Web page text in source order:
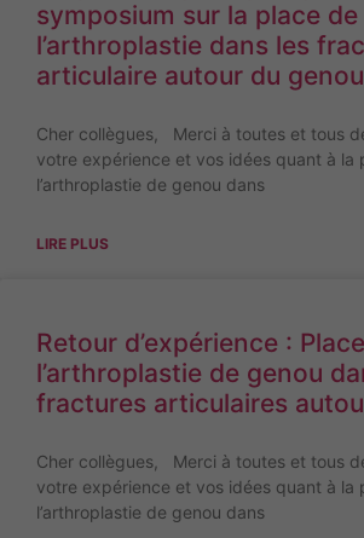
symposium sur la place de
l’arthroplastie dans les
articulaire autour du genou
Cher collègues, Merci à toutes et tous
votre expérience et vos idées quant à la
l’arthroplastie de genou dans
LIRE PLUS
Retour d’expérience :
l’arthroplastie de genou
fractures articulaires
Cher collègues, Merci à toutes et tous
votre expérience et vos idées quant à la
l’arthroplastie de genou dans